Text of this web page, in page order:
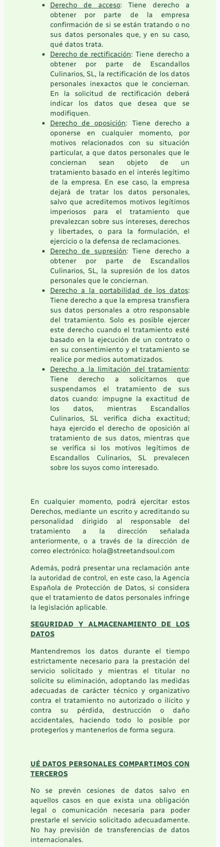
Derecho de acceso: Tiene derecho a
obtener por parte de la empresa
confirmación de si se están tratando o no
sus datos personales que, y en su caso,
qué datos trata.
Derecho de rectificación: Tiene derecho a
obtener por parte de Escandallos
Culinarios, SL, la rectificación de los datos
personales inexactos que le conciernan.
En la solicitud de rectificación deberá
indicar los datos que desea que se
modifiquen.
Derecho de oposición: Tiene derecho a
oponerse en cualquier momento, por
motivos relacionados con su situación
particular, a que datos personales que le
conciernan sean objeto de un
tratamiento basado en el interés legítimo
de la empresa. En ese caso, la empresa
dejará de tratar los datos personales,
salvo que acreditemos motivos legítimos
imperiosos para el tratamiento que
prevalezcan sobre sus intereses, derechos
y libertades, o para la formulación, el
ejercicio o la defensa de reclamaciones.
Derecho de supresión: Tiene derecho a
obtener por parte de Escandallos
Culinarios, SL, la supresión de los datos
personales que le conciernan.
Derecho a la portabilidad de los datos:
Tiene derecho a que la empresa transfiera
sus datos personales a otro responsable
del tratamiento. Solo es posible ejercer
este derecho cuando el tratamiento esté
basado en la ejecución de un contrato o
en su consentimiento y el tratamiento se
realice por medios automatizados.
Derecho a la limitación del tratamiento:
Tiene derecho a solicitarnos que
suspendamos el tratamiento de sus
datos cuando: impugne la exactitud de
los datos, mientras Escandallos
Culinarios, SL verifica dicha exactitud;
haya ejercido el derecho de oposición al
tratamiento de sus datos, mientras que
se verifica si los motivos legítimos de
Escandallos Culinarios, SL prevalecen
sobre los suyos como interesado.
En cualquier momento, podrá ejercitar estos
Derechos, mediante un escrito y acreditando su
personalidad dirigido al responsable del
tratamiento a la dirección señalada
anteriormente, o a través de la dirección de
correo electrónico: hola@streetandsoul.com
Además, podrá presentar una reclamación ante
la autoridad de control, en este caso, la Agencia
Española de Protección de Datos, si considera
que el tratamiento de datos personales infringe
la legislación aplicable.
SEGURIDAD Y ALMACENAMIENTO DE LOS
DATOS
Mantendremos los datos durante el tiempo
estrictamente necesario para la prestación del
servicio solicitado y mientras el titular no
solicite su eliminación, adoptando las medidas
adecuadas de carácter técnico y organizativo
contra el tratamiento no autorizado o ilícito y
contra su pérdida, destrucción o daño
accidentales, haciendo todo lo posible por
protegerlos y mantenerlos de forma segura.
UÉ DATOS PERSONALES COMPARTIMOS CON
TERCEROS
No se prevén cesiones de datos salvo en
aquellos casos en que exista una obligación
legal o comunicación necesaria para poder
prestarle el servicio solicitado adecuadamente.
No hay previsión de transferencias de datos
internacionales.